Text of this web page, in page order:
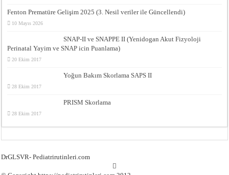
Fenton Prematüre Gelişim 2025 (3. Nesil veriler ile Güncellendi)
10 Mayıs 2026
SNAP-II ve SNAPPE II (Yenidogan Akut Fizyoloji
Perinatal Yayim ve SNAP icin Puanlama)
20 Ekim 2017
Yoğun Bakım Skorlama SAPS II
28 Ekim 2017
PRISM Skorlama
28 Ekim 2017
DrGLSVR- Pediatrirutinleri.com